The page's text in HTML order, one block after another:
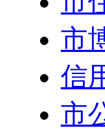
市
信
市